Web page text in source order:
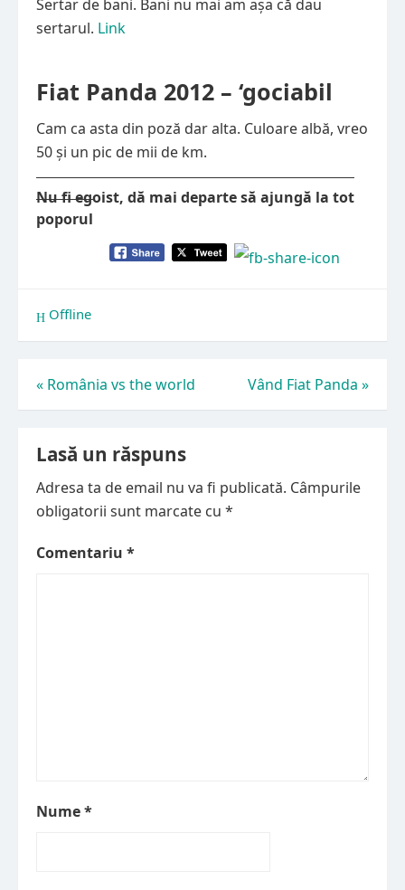
Sertar de bani. Bani nu mai am așa că dau
sertarul. Link
Fiat Panda 2012 – ‘gociabil
Cam ca asta din poză dar alta. Culoare albă, vreo
50 și un pic de mii de km.
Nu fi egoist, dă mai departe să ajungă la tot
poporul
Offline
Navigare
în
articole
« România vs the world Vând Fiat Panda »
Lasă un răspuns
Adresa ta de email nu va fi publicată. Câmpurile
obligatorii sunt marcate cu *
Comentariu *
Nume*